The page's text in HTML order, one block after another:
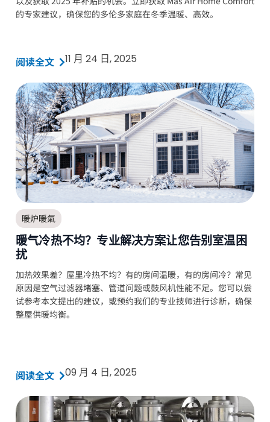
的专家建议，确保您的多伦多家庭在冬季温暖、高效。
阅读全文 11 月 24 日, 2025
暖炉暖氣
暖气冷热不均？专业解决方案让您告别室温困
扰
加热效果差？屋里冷热不均？有的房间温暖，有的房间冷？常见
原因是空气过滤器堵塞、管道问题或鼓风机性能不足。您可以尝
试参考本文提出的建议，或预约我们的专业技师进行诊断，确保
整屋供暖均衡。
阅读全文 09 月 4 日, 2025